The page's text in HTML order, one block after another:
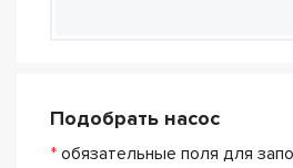
Подобрать насос
* обязательные поля для